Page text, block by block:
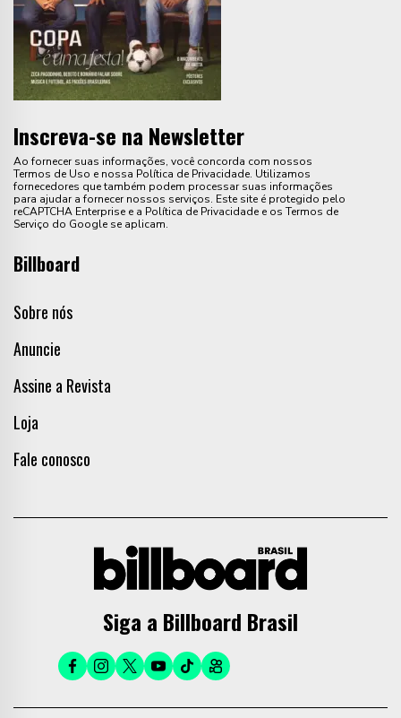
Inscreva-se na Newsletter
Ao fornecer suas informações, você concorda com nossos
Termos de Uso e nossa Política de Privacidade. Utilizamos
fornecedores que também podem processar suas informações
para ajudar a fornecer nossos serviços. Este site é protegido pelo
reCAPTCHA Enterprise e a Política de Privacidade e os Termos de
Serviço do Google se aplicam.
Billboard
Sobre nós
Anuncie
Assine a Revista
Loja
Fale conosco
Siga a Billboard Brasil